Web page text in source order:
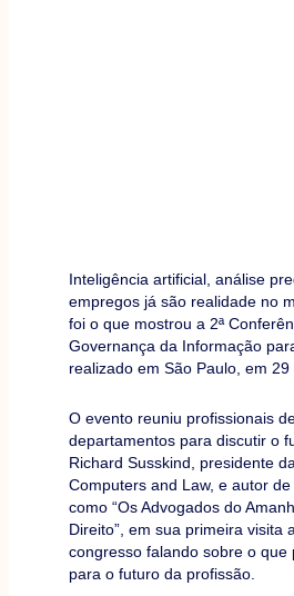
Inteligência artificial, análise
empregos já são realidade no
foi o que mostrou a 2ª
Governança da Informação
realizado em São Paulo, em 29
O evento reuniu profissionais
departamentos para discutir o
Richard Susskind, presidente
Computers and Law, e autor
como “Os Advogados do
Direito”, em sua primeira visita
congresso falando sobre o que
para o futuro da profissão.